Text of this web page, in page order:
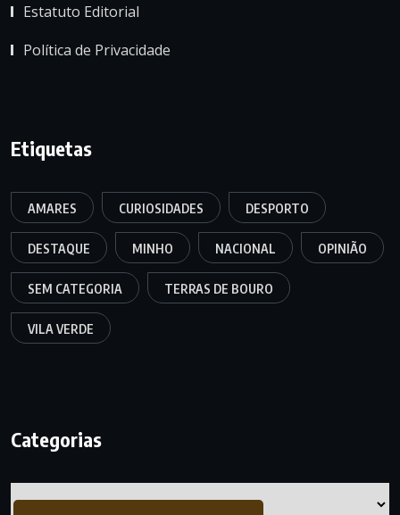
Estatuto Editorial
Política de Privacidade
Etiquetas
AMARES CURIOSIDADES DESPORTO
DESTAQUE MINHO NACIONAL OPINIÃO
SEM CATEGORIA TERRAS DE BOURO
VILA VERDE
Categorias